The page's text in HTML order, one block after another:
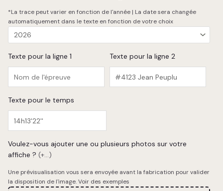
*La trace peut varier en fonction de l'année | La date sera changée
automatiquement dans le texte en fonction de votre choix
Texte pour la ligne 1 Texte pour la ligne 2
Texte pour le temps
Voulez-vous ajouter une ou plusieurs photos sur votre
affiche ? (+...)
Une prévisualisation vous sera envoyée avant la fabrication pour valider
la disposition de l'image.Voir des exemples